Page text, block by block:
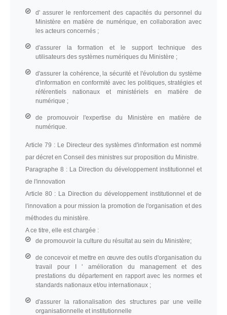
d' assurer le renforcement des capacités du personnel du
Ministère en matière de numérique, en collaboration avec
les acteurs concernés ;
d'assurer la formation et le support technique des
utilisateurs des systèmes numériques du Ministère ;
d'assurer la cohérence, la sécurité et l'évolution du système
d'information en conformité avec les politiques, stratégies et
référentiels nationaux et ministériels en matière de
numérique ;
de promouvoir l'expertise du Ministère en matière de
numérique.
Article 79 :Le Directeur des systèmes d'information est nommé
par décret en Conseil des ministres sur proposition du Ministre.
Paragraphe 8 : La Direction du développement institutionnel et
de l'innovation
Article 80 : La Direction du développement institutionnel et de
l'innovation a pour mission la promotion de l'organisation et des
méthodes du ministère.
A ce titre, elle est chargée :
de promouvoir la culture du résultat au sein du Ministère;
de concevoir et mettre en œuvre des outils d'organisation du
travail pour I ' amélioration du management et des
prestations du département en rapport avec les normes et
standards nationaux et/ou internationaux ;
d'assurer la rationalisation des structures par une veille
organisationnelle et institutionnelle